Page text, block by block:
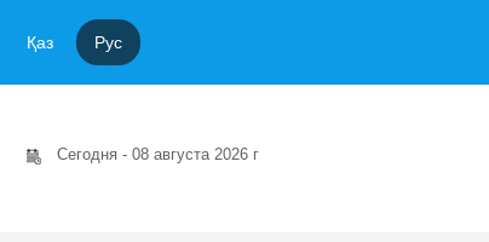
Қаз Рус
Сегодня - 08 августа 2026 г